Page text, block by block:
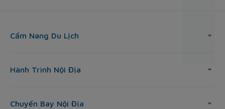
Cẩm Nang Du Lịch
Hành Trình Nội Địa
Chuyến Bay Nội Địa